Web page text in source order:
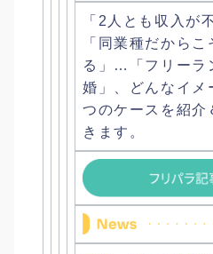
「2人とも収入が
「 同業種だからこ
る」…「フリーラ
婚」、
どんなイメ
つのケースを紹介
きます。